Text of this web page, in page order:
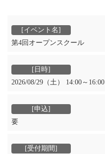
第4回オープンスクール
2026/08/29（土） 14:00～16:00
要